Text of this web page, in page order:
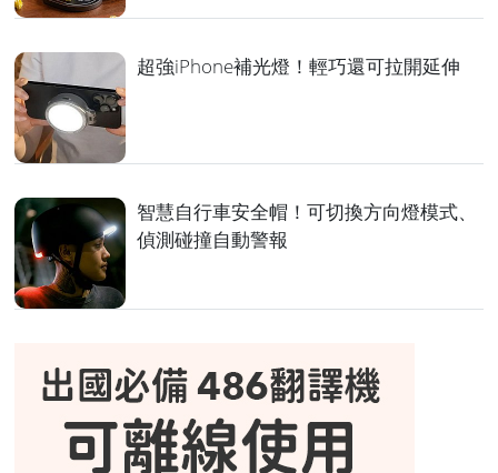
超強iPhone補光燈！輕巧還可拉開延伸
智慧自行車安全帽！可切換方向燈模式、
偵測碰撞自動警報